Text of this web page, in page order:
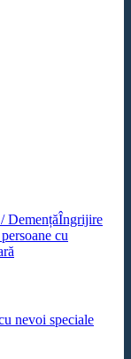
DemențăÎngrijire
cu
nevoi speciale